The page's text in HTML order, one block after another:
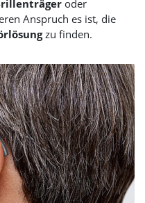
oder
Anspruch es ist, die
zu finden.